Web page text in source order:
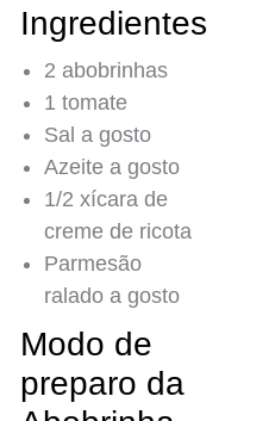
Ingredientes
2 abobrinhas
1 tomate
Sal a gosto
Azeite a gosto
1/2 xícara de
creme de ricota
Parmesão
ralado a gosto
Modo de
preparo da